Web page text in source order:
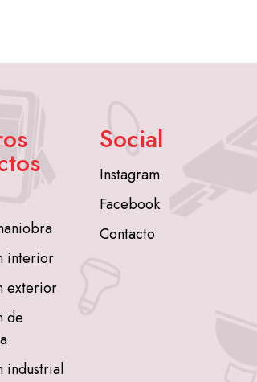
interior
exterior
de
industrial
Social
Instagram
Facebook
Contacto